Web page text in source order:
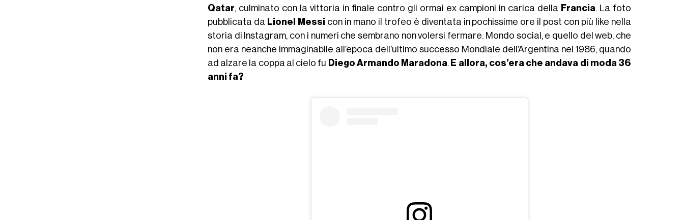
Qatar, culminato con la vittoria in finale contro gli ormai ex campioni in carica della Francia. La foto
pubblicata da Lionel Messi con in mano il trofeo è diventata in pochissime ore il post con più like nella
storia di Instagram, con i numeri che sembrano non volersi fermare. Mondo social, e quello del web, che
non era neanche immaginabile all’epoca dell’ultimo successo Mondiale dell’Argentina nel 1986, quando
ad alzare la coppa al cielo fu Diego Armando Maradona. E allora, cos’era che andava di moda 36
anni fa?